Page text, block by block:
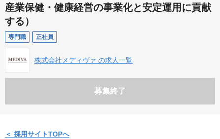
産業保健・健康経営の事業化と安定運用に貢献
する）
専門職 正社員
株式会社メディヴァ の求人一覧
募集終了
＜ 採用サイトTOPへ